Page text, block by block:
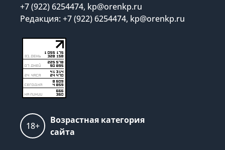
+7 (922) 6254474, kp@orenkp.ru
Редакция: +7 (922) 6254474, kp@orenkp.ru
18+
Возрастная категория
сайта